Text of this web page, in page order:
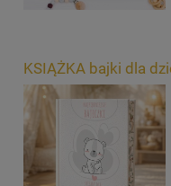
KSIĄŻKA bajki dla